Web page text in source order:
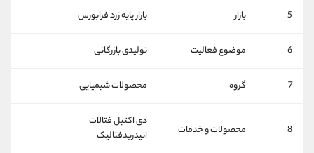
5 بازار بازار پايه زرد فرابورس
6 موضوع فعالیت تولیدی بازرگانی
7 گروه محصولات شیمیایی
8 محصولات و خدمات
دی اکتیل فتالات
انیدریدفتالیک